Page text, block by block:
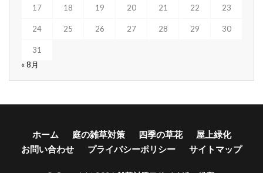
17 18 19 20 21 22 23
24 25 26 27 28 29 30
31
« 8月
ホーム 庭の雑草対策 四季の草花
屋上緑化
お問い合わせ
プライバシーポリシー サイトマップ